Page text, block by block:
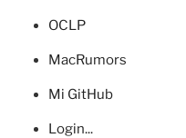
OCLP
MacRumors
Mi GitHub
Login...